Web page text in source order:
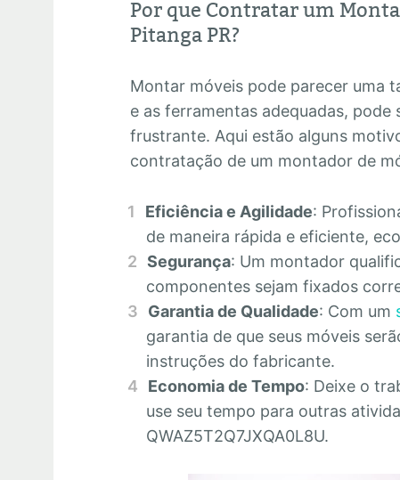
Por que Contratar um
Pitanga PR?
Montar móveis pode parecer uma
e as ferramentas adequadas,
frustrante. Aqui estão alguns
contratação de um montador de
Eficiência e Agilidade:
de maneira rápida e eficiente,
Segurança: Um montador
componentes sejam fixados
Garantia de Qualidade: Com um
garantia de que seus móveis
instruções do fabricante.
Economia de Tempo: Deixe o
use seu tempo para outras
QWAZ5T2Q7JXQA0L8U.